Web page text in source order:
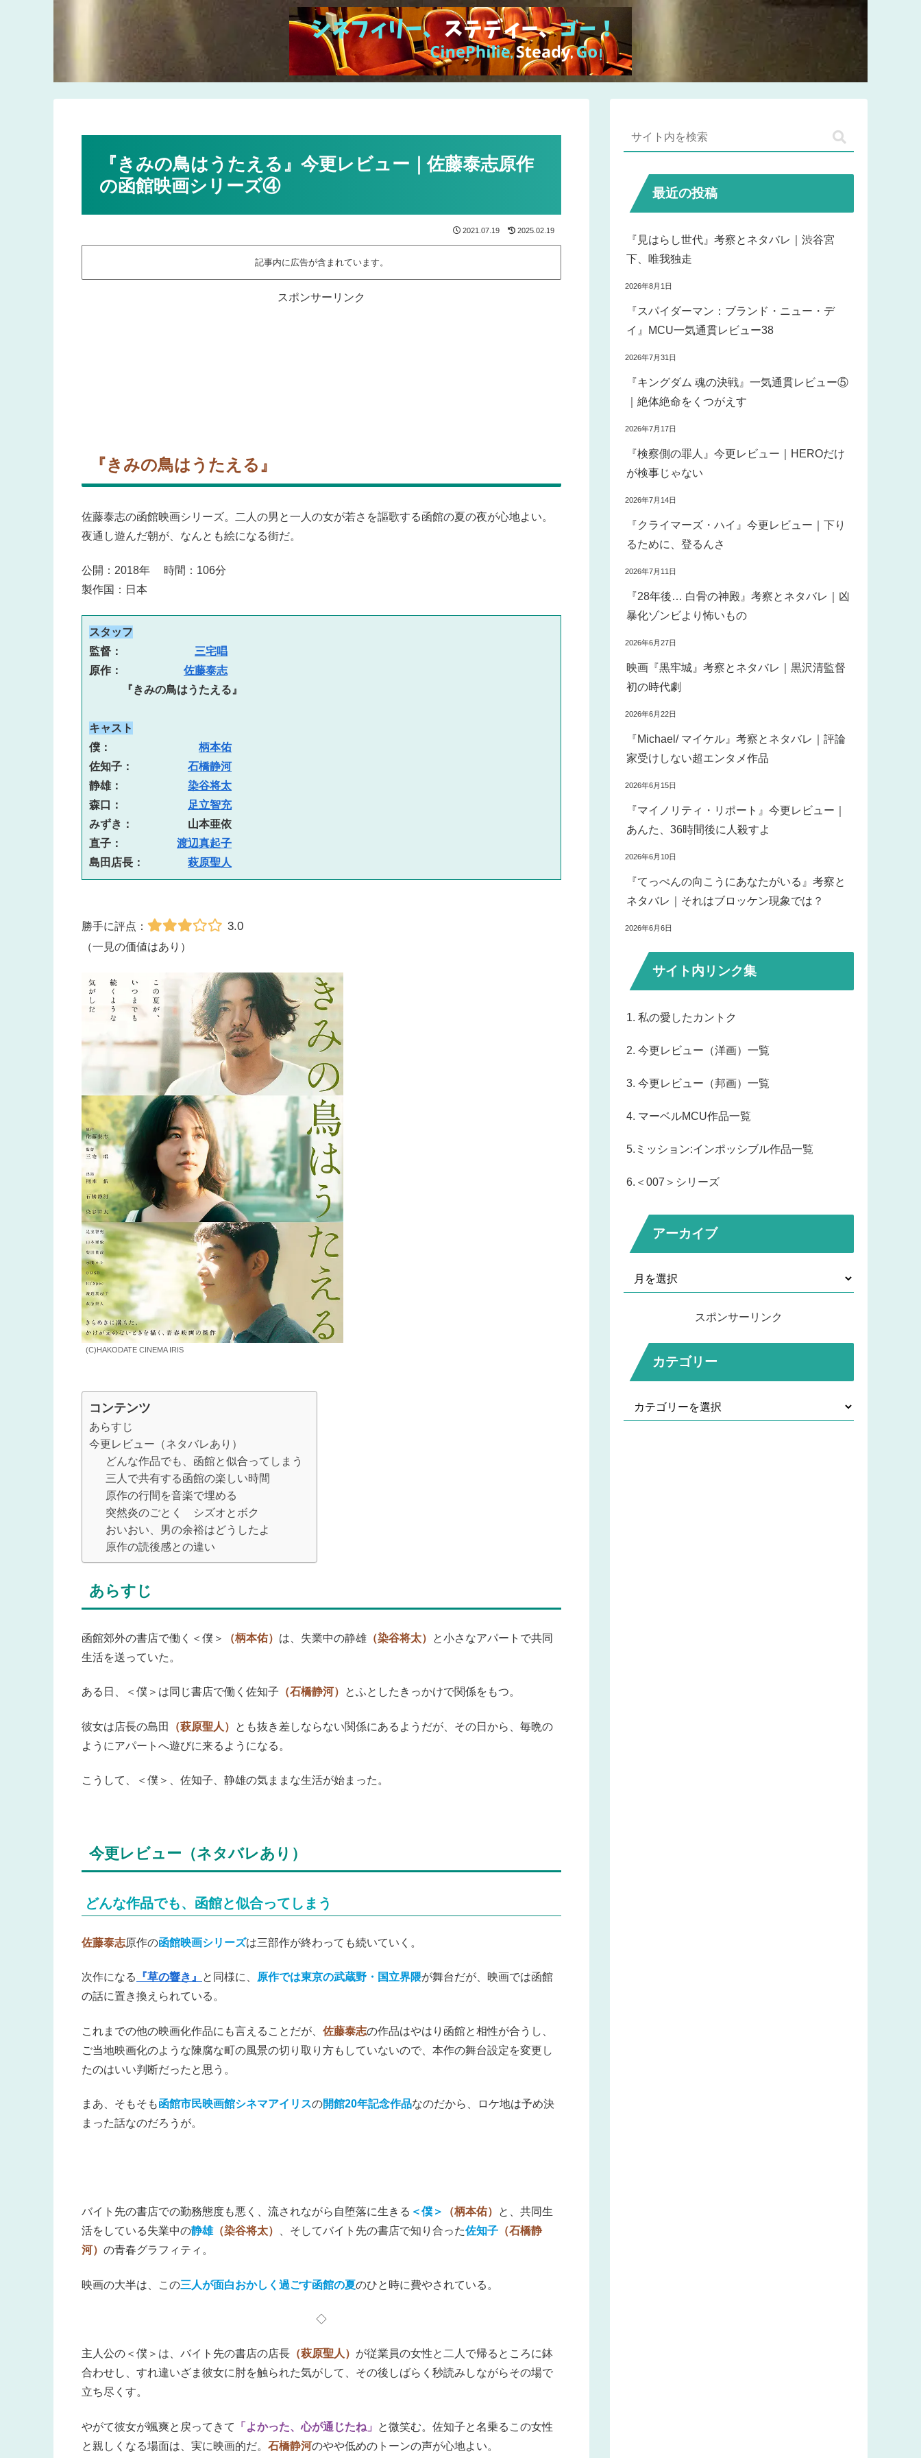
『きみの鳥はうたえる』今更レビュー｜佐藤泰志原作
の函館映画シリーズ④
2021.07.19 2025.02.19
記事内に広告が含まれています。
スポンサーリンク
『きみの鳥はうたえる』
佐藤泰志の函館映画シリーズ。二人の男と一人の女が若さを謳歌する函館の夏の夜が心地よい。
夜通し遊んだ朝が、なんとも絵になる街だ。
公開：2018年 時間：106分
製作国：日本
スタッフ
監督： 三宅唱
原作： 佐藤泰志
『きみの鳥はうたえる』
キャスト
僕： 柄本佑
佐知子： 石橋静河
静雄： 染谷将太
森口：
足立智充
みずき：　　　　　山本亜依
直子： 渡辺真起子
島田店長： 萩原聖人
勝手に評点： 3.0
（一見の価値はあり）
(C)HAKODATE CINEMA IRIS
コンテンツ
あらすじ
今更レビュー（ネタバレあり）
どんな作品でも、函館と似合ってしまう
三人で共有する函館の楽しい時間
原作の行間を音楽で埋める
突然炎のごとく シズオとボク
おいおい、男の余裕はどうしたよ
原作の読後感との違い
あらすじ
函館郊外の書店で働く＜僕＞ （柄本佑） は、失業中の静雄 （染谷将太）
と小さなアパートで共同
生活を送っていた。
ある日、＜僕＞は同じ書店で働く佐知子 （石橋静河） とふとしたきっかけで関係をもつ。
彼女は店長の島田 （萩原聖人）
とも抜き差しならない関係にあるようだが、その日から、毎晩の
ようにアパートへ遊びに来るようになる。
こうして、＜僕＞、佐知子、静雄の気ままな生活が始まった。
今更レビュー（ネタバレあり）
どんな作品でも、函館と似合ってしまう
佐藤泰志原作の函館映画シリーズは三部作が終わっても続いていく。
次作になる 『草の響き』 と同様に、 原作では東京の武蔵野・国立界隈が舞台だが、映画では函館
の話に置き換えられている。
これまでの他の映画化作品にも言えることだが、 佐藤泰志の作品はやはり函館と相性が合うし、
ご当地映画化のような陳腐な町の風景の切り取り方もしていないので、本作の舞台設定を変更し
たのはいい判断だったと思う。
まあ、そもそも函館市民映画館シネマアイリスの開館20年記念作品なのだから、ロケ地は予め決
まった話なのだろうが。
バイト先の書店での勤務態度も悪く、流されながら自堕落に生きる ＜僕＞ （柄本佑）
と、共同生
活をしている失業中の静雄（染谷将太） 、そしてバイト先の書店で知り合った佐知子 （石橋静
河） の青春グラフィティ。
映画の大半は、この三人が面白おかしく過ごす函館の夏のひと時に費やされている。
◇
主人公の＜僕＞は、バイト先の書店の店長 （萩原聖人） が従業員の女性と二人で帰るところに鉢
合わせし、すれ違いざま彼女に肘を触られた気がして、その後しばらく秒読みしながらその場で
立ち尽くす。
やがて彼女が颯爽と戻ってきて 「よかった、心が通じたね」
と微笑む。佐知子と名乗るこの女性
と親しくなる場面は、実に映画的だ。 石橋静河のやや低めのトーンの声が心地よい。
最近の投稿
『見はらし世代』考察とネタバレ｜渋谷宮
下、唯我独走
2026年8月1日
『スパイダーマン：ブランド・ニュー・デ
イ』MCU一気通貫レビュー38
2026年7月31日
『キングダム 魂の決戦』一気通貫レビュー⑤
｜絶体絶命をくつがえす
2026年7月17日
『検察側の罪人』今更レビュー｜HEROだけ
が検事じゃない
2026年7月14日
『クライマーズ・ハイ』今更レビュー｜下り
るために、登るんさ
2026年7月11日
『28年後… 白骨の神殿』考察とネタバレ｜凶
暴化ゾンビより怖いもの
2026年6月27日
映画『黒牢城』考察とネタバレ｜黒沢清監督
初の時代劇
2026年6月22日
『Michael/ マイケル』考察とネタバレ｜評論
家受けしない超エンタメ作品
2026年6月15日
『マイノリティ・リポート』今更レビュー｜
あんた、36時間後に人殺すよ
2026年6月10日
『てっぺんの向こうにあなたがいる』考察と
ネタバレ｜それはブロッケン現象では？
2026年6月6日
サイト内リンク集
1. 私の愛したカントク
2. 今更レビュー（洋画）一覧
3. 今更レビュー（邦画）一覧
4. マーベルMCU作品一覧
5.ミッション:インポッシブル作品一覧
6.＜007＞シリーズ
アーカイブ
スポンサーリンク
カテゴリー